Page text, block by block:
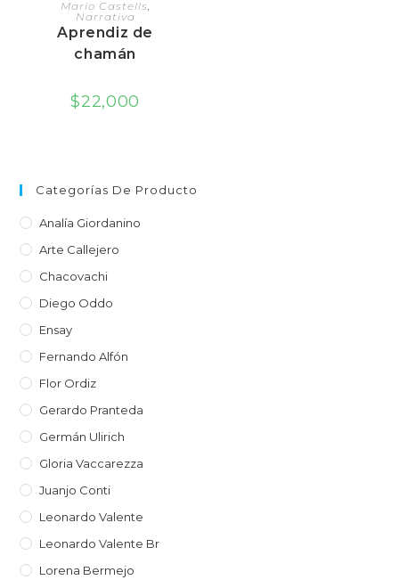
Mario Castells
Narrativa
Aprendiz de
chamán
$22,000
Categorías De Producto
Analía Giordanino
Arte Callejero
Chacovachi
Diego Oddo
Ensay
Fernando Alfón
Flor Ordiz
Gerardo Pranteda
Germán Ulirich
Gloria Vaccarezza
Juanjo Conti
Leonardo Valente
Leonardo Valente Br
Lorena Bermejo